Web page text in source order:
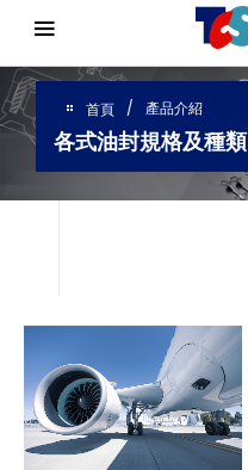
首頁 產品介紹
各式油封規格及種類